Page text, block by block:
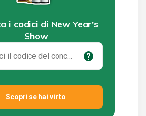
i codici di New Year's
Show
help
Scopri se hai vinto